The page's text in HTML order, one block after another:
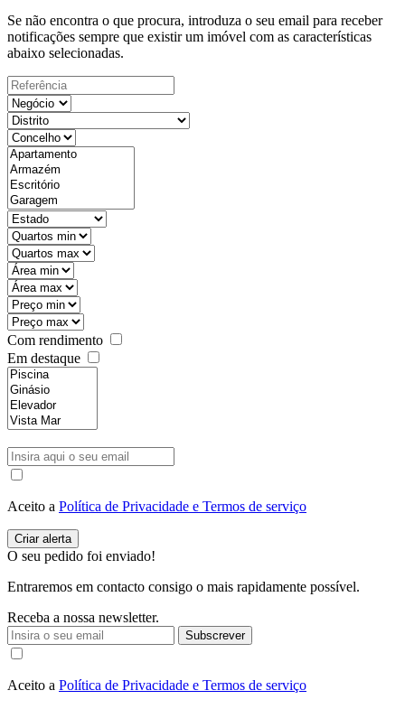
Se não encontra o que procura, introduza o seu email para receber
notificações sempre que existir um imóvel com as características
abaixo selecionadas.
Com rendimento
Em destaque
Aceito a Política de Privacidade e Termos de serviço
O seu pedido foi enviado!
Entraremos em contacto consigo o mais rapidamente possível.
Receba a nossa newsletter.
Subscrever
Aceito a Política de Privacidade e Termos de serviço